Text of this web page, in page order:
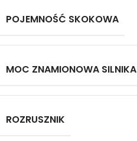
POJEMNOŚĆ SKOKOWA
MOC ZNAMIONOWA SILNIKA
ROZRUSZNIK